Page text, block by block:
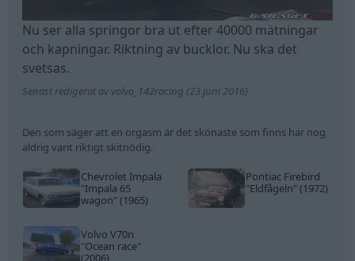
Nu ser alla springor bra ut efter 40000 mätningar
och kapningar. Riktning av bucklor. Nu ska det
svetsas.
Senast redigerat av volvo_142racing (23 juni 2016)
Den som säger att en orgasm är det skönaste som finns har nog
aldrig varit riktigt skitnödig.
Chevrolet Impala
"Impala 65
wagon"(1965)
Pontiac Firebird
"Eldfågeln"(1972)
Volvo V70n
"Ocean race"
(2006)